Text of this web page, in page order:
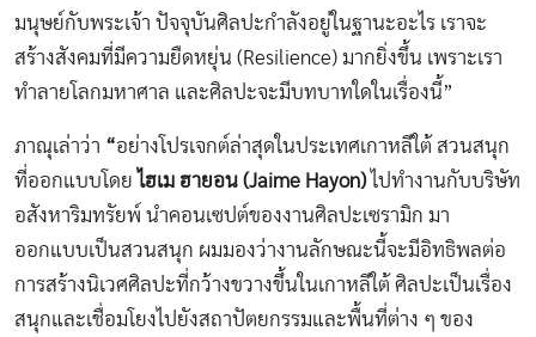
มนุษย์กับพระเจ้า ปัจจุบันศิลปะกำลังอยู่ในฐานะอะไร เราจะ
สร้างสังคมที่มีความยืดหยุ่น (Resilience) มากยิ่งขึ้น เพราะเรา
ทำลายโลกมหาศาล และศิลปะจะมีบทบาทใดในเรื่องนี้”
ภาณุเล่าว่า “อย่างโปรเจกต์ล่าสุดในประเทศเกาหลีใต้ สวนสนุก
ที่ออกแบบโดย ไฮเม ฮายอน (Jaime Hayon)ไปทำงานกับบริษัท
อสังหาริมทรัยพ์ นำคอนเซปต์ของงานศิลปะเซรามิก มา
ออกแบบเป็นสวนสนุก ผมมองว่างานลักษณะนี้จะมีอิทธิพลต่อ
การสร้างนิเวศศิลปะที่กว้างขวางขึ้นในเกาหลีใต้ ศิลปะเป็นเรื่อง
สนุกและเชื่อมโยงไปยังสถาปัตยกรรมและพื้นที่ต่าง ๆ ของ